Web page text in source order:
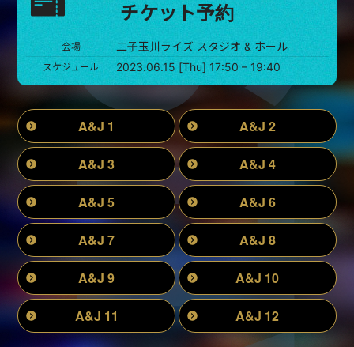
チケット予約
会場 二子玉川ライズ スタジオ & ホール
スケジュール 2023.06.15 [Thu] 17:50 – 19:40
A&J 1 A&J 2
A&J 3 A&J 4
A&J 5 A&J 6
A&J 7 A&J 8
A&J 9 A&J 10
A&J 11 A&J 12